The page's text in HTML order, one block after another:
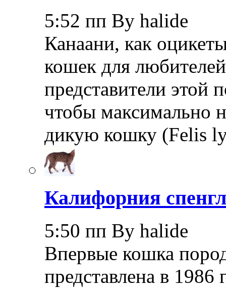
5:52 пп By halide
Канаани, как
кошек для
представители этой
чтобы максимально
дикую кошку (Felis
Калифорния
5:50 пп By halide
Впервые кошка
представлена в 1986